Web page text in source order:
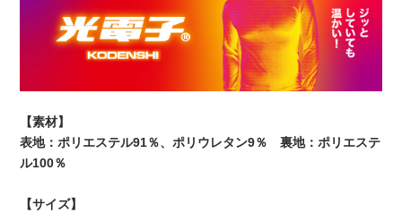
【素材】
表地：ポリエステル91％、ポリウレタン9％ 裏地：ポリエステ
ル100％
【サイズ】